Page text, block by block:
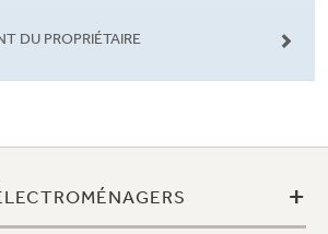
DU PROPRIÉTAIRE
+